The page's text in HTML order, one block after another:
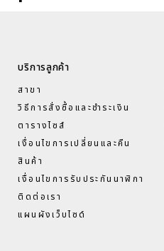
บริการลูกค้า
สาขา
วิธีการสั่งซื้อและชำระเงิน
ตารางไซส์
เงื่อนไขการเปลี่ยนและคืน
สินค้า
เงื่อนไขการรับประกันนาฬิกา
ติดต่อเรา
แผนผังเว็บไซด์